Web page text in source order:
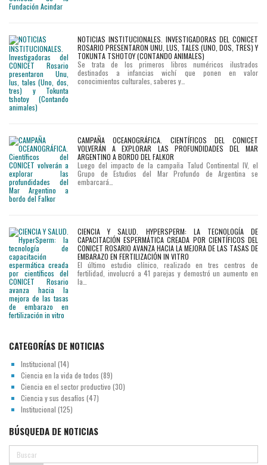
NOTICIAS INSTITUCIONALES. INVESTIGADORAS DEL CONICET
ROSARIO PRESENTARON UNU, LUS, TALES (UNO, DOS, TRES) Y
TOKUNTA TSHOTOY (CONTANDO ANIMALES)
Se trata de los primeros libros numéricos ilustrados
destinados a infancias wichí que ponen en valor
conocimientos culturales, saberes y…
CAMPAÑA OCEANOGRÁFICA. CIENTÍFICOS DEL CONICET
VOLVERÁN A EXPLORAR LAS PROFUNDIDADES DEL MAR
ARGENTINO A BORDO DEL FALKOR
Luego del impacto de la campaña Talud Continental IV, el
Grupo de Estudios del Mar Profundo de Argentina se
embarcará…
CIENCIA Y SALUD. HYPERSPERM: LA TECNOLOGÍA DE
CAPACITACIÓN ESPERMÁTICA CREADA POR CIENTÍFICOS DEL
CONICET ROSARIO AVANZA HACIA LA MEJORA DE LAS TASAS DE
EMBARAZO EN FERTILIZACIÓN IN VITRO
El último estudio clínico, realizado en tres centros de
fertilidad, involucró a 41 parejas y demostró un aumento en
la…
CATEGORÍAS DE NOTICIAS
Institucional (14)
Ciencia en la vida de todos (89)
Ciencia en el sector productivo (30)
Ciencia y sus desafíos (47)
Institucional (125)
BÚSQUEDA DE NOTICIAS